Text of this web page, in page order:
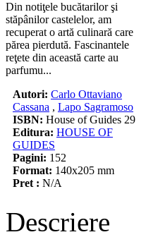
Din notiţele bucătarilor şi
stăpânilor castelelor, am
recuperat o artă culinară care
părea pierdută. Fascinantele
reţete din această carte au
parfumu...
Autori: Carlo Ottaviano
Cassana , Lapo Sagramoso
ISBN: House of Guides 29
Editura: HOUSE OF
GUIDES
Pagini: 152
Format: 140x205 mm
Pret : N/A
Descriere